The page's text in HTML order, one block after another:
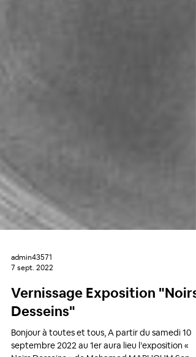
admin43571
7 sept. 2022
Desseins"